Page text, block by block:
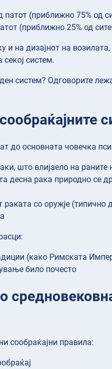
патот (приближно 75% од
(приближно 25% од
и на дизајнот на возилата,
систем.
систем? Одговорите
до основната човечка
што влијаело на
десна рака природно се
со оружје (типично
(како Римската
било почесто
сообраќајни правила: